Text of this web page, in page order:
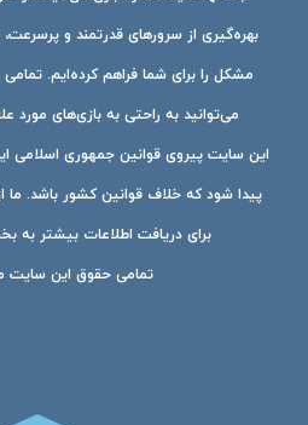
بهره‌گیری از سرورهای قدرتمند و
مشکل را برای شما فراهم کرده‌ایم. تمامی
می‌توانید به راحتی به بازی‌های مورد
این سایت پیروی قوانین جمهوری اسلامی
پیدا شود که خلاف قوانین کشور باشد. ما
برای دریافت اطلاعات بیشتر به
تمامی حقوق این